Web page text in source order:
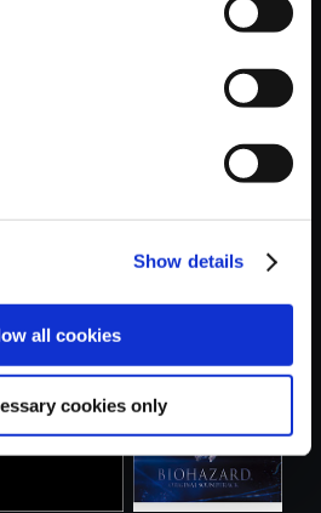
Show details
all cookies
cookies only